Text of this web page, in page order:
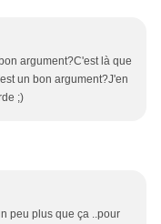
argument?C'est là que
un bon argument?J'en
;)
peu plus que ça ..pour